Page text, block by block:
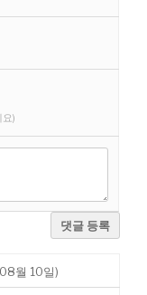
)
댓글 등록
월 10일)